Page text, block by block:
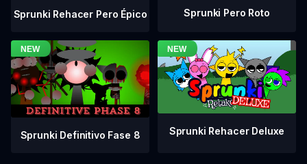
Sprunki Rehacer Pero Épico Sprunki Pero Roto
Sprunki Definitivo Fase 8 Sprunki Rehacer Deluxe